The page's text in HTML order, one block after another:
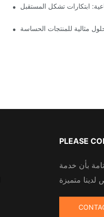
ابتكارات تشكل المستقبل
مثالية للمنتجات الحساسة
PLEASE
بأن خدمة